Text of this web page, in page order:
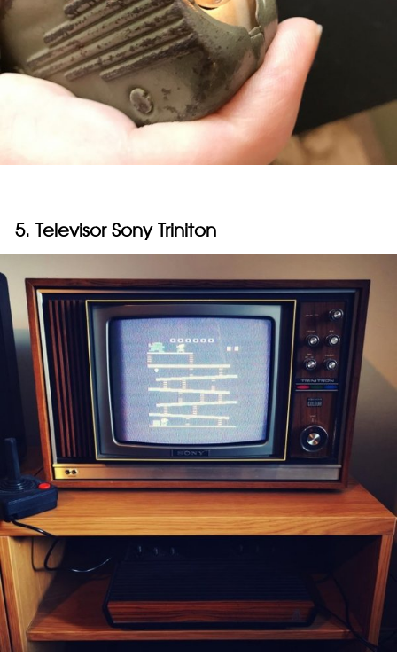
5. Televisor Sony Triniton